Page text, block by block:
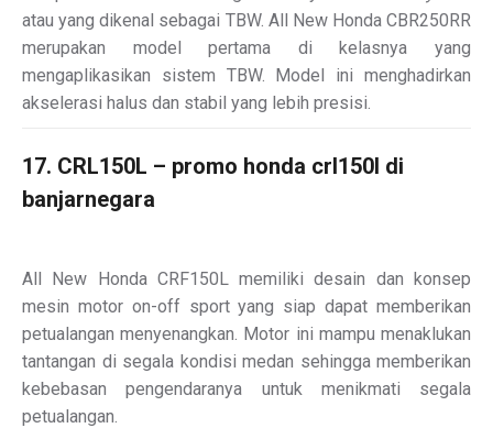
atau yang dikenal sebagai TBW. All New Honda CBR250RR
merupakan model pertama di kelasnya yang
mengaplikasikan sistem TBW. Model ini menghadirkan
akselerasi halus dan stabil yang lebih presisi.
17. CRL150L – promo honda crl150l di
banjarnegara
All New Honda CRF150L memiliki desain dan konsep
mesin motor on-off sport yang siap dapat memberikan
petualangan menyenangkan. Motor ini mampu menaklukan
tantangan di segala kondisi medan sehingga memberikan
kebebasan pengendaranya untuk menikmati segala
petualangan.